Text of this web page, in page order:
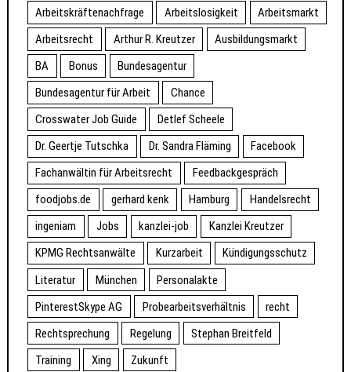
Arbeitskräftenachfrage
Arbeitslosigkeit
Arbeitsmarkt
Arbeitsrecht
Arthur R. Kreutzer
Ausbildungsmarkt
BA
Bonus
Bundesagentur
Bundesagentur für Arbeit
Chance
Crosswater Job Guide
Detlef Scheele
Dr. Geertje Tutschka
Dr. Sandra Fläming
Facebook
Fachanwältin für Arbeitsrecht
Feedbackgespräch
foodjobs.de
gerhard kenk Hamburg
Handelsrecht
ingeniam
Jobs kanzlei-job
Kanzlei Kreutzer
KPMG Rechtsanwälte
Kurzarbeit
Kündigungsschutz
Literatur
München
Personalakte
PinterestSkype AG
Probearbeitsverhältnis
recht
Rechtsprechung
Regelung
Stephan Breitfeld
Training
Xing Zukunft